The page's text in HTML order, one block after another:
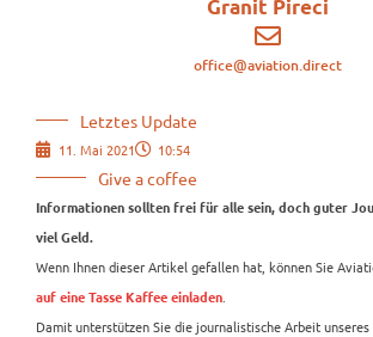
Granit Pireci
office@aviation.direct
Letztes Update
11. Mai 2021 10:54
Give a coffee
Informationen sollten frei für alle sein, doch guter
viel Geld.
Wenn Ihnen dieser Artikel gefallen hat, können Sie
auf eine Tasse Kaffee einladen
Damit unterstützen Sie die journalistische Arbeit unseres